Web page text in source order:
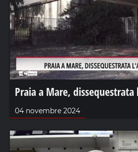
Praia a Mare,
04 novembre 2024